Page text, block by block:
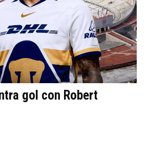
gol con Robert